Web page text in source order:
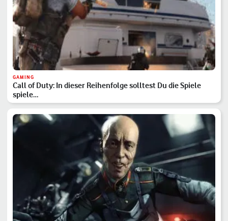
GAMING
Call of Duty: In dieser Reihenfolge solltest Du die Spiele
spiele…